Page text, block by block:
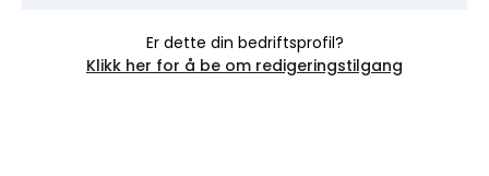
Er dette din bedriftsprofil?
Klikk her for å be om redigeringstilgang